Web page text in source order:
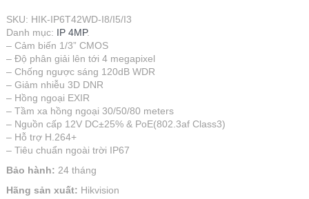
SKU: HIK-IP6T42WD-I8/I5/I3
Danh mục: IP 4MP.
– Cảm biến 1/3” CMOS
– Độ phân giải lên tới 4 megapixel
– Chống ngược sáng 120dB WDR
– Giảm nhiễu 3D DNR
– Hồng ngoại EXIR
– Tầm xa hồng ngoại 30/50/80 meters
– Nguồn cấp 12V DC±25% & PoE(802.3af Class3)
– Hỗ trợ H.264+
– Tiêu chuẩn ngoài trời IP67
Bảo hành: 24 tháng
Hãng sản xuất: Hikvision